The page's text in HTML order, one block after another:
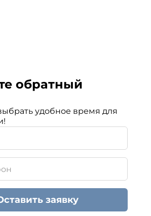
обратный
удобное время для
заявку